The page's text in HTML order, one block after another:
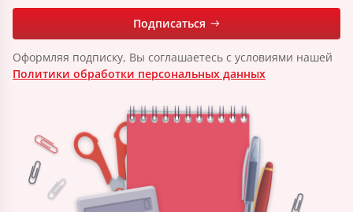
Подписаться
Оформляя подписку, Вы соглашаетесь с условиями нашей
Политики обработки персональных данных